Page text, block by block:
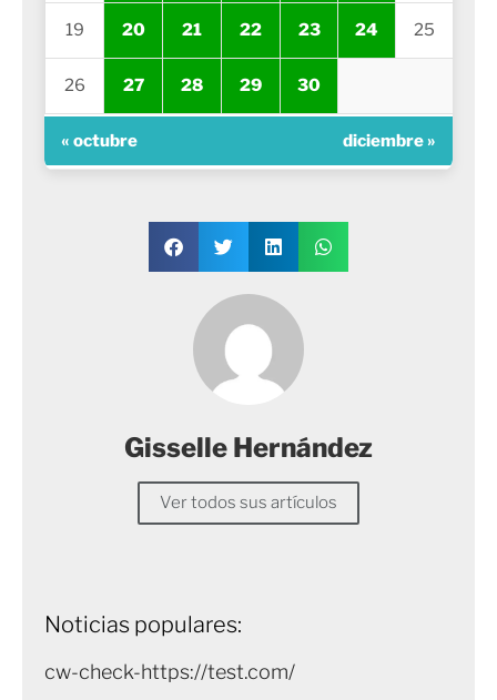
19 20 21 22 23 24 25
26 27 28 29 30
« octubre diciembre »
Gisselle Hernández
Ver todos sus artículos
Noticias populares:
cw-check-https://test.com/